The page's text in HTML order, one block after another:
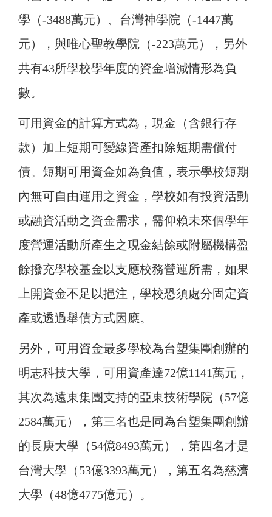
學（-3488萬元）、台灣神學院（-1447萬
元），與唯心聖教學院（-223萬元），另外
共有43所學校學年度的資金增減情形為負
數。
可用資金的計算方式為，現金（含銀行存
款）加上短期可變線資產扣除短期需償付
債。短期可用資金如為負值，表示學校短期
內無可自由運用之資金，學校如有投資活動
或融資活動之資金需求，需仰賴未來個學年
度營運活動所產生之現金結餘或附屬機構盈
餘撥充學校基金以支應校務營運所需，如果
上開資金不足以挹注，學校恐須處分固定資
產或透過舉債方式因應。
另外，可用資金最多學校為台塑集團創辦的
明志科技大學，可用資產達72億1141萬元，
其次為遠東集團支持的亞東技術學院（57億
2584萬元），第三名也是同為台塑集團創辦
的長庚大學（54億8493萬元），第四名才是
台灣大學（53億3393萬元），第五名為慈濟
大學（48億4775億元）。